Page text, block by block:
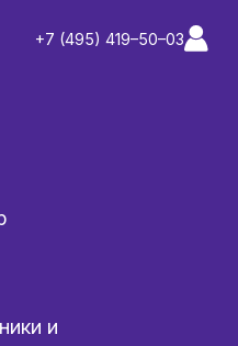
+7 (495) 419–50–03
и